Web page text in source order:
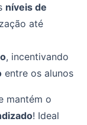
níveis de
até
, incentivando
entre os alunos
mantém o
! Ideal